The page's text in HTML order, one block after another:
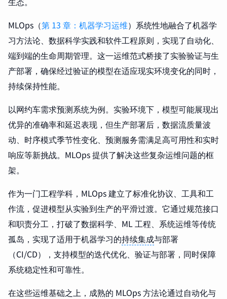
MLOps（第 13 章：机器学习运维）系统性地融合了机器学
习方法论、数据科学实践和软件工程原则，实现了自动化、
端到端的生命周期管理。这一运维范式桥接了实验验证与生
产部署，确保经过验证的模型在适应现实环境变化的同时，
持续保持性能。
以网约车需求预测系统为例。实验环境下，模型可能展现出
优异的准确率和延迟表现，但生产部署后，数据流质量波
动、时序模式季节性变化、预测服务需满足高可用性和实时
响应等新挑战。MLOps 提供了解决这些复杂运维问题的框
架。
作为一门工程学科，MLOps 建立了标准化协议、工具和工
作流，促进模型从实验到生产的平滑过渡。它通过规范接口
和职责分工，打破了数据科学、ML 工程、系统运维等传统
孤岛，实现了适用于机器学习的持续集成与部署
（CI/CD），支持模型的迭代优化、验证与部署，同时保障
系统稳定性和可靠性。
在这些运维基础之上，成熟的 MLOps 方法论通过自动化与